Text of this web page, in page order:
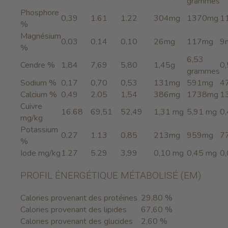
Phosphore
%
0,39 1.61 1.22 304mg 1370mg
Magnésium
%
0,03 0,14 0,10 26mg 117mg
Cendre % 1,84 7,69 5,80 1,45g
6,53
grammes
Sodium % 0,17 0,70 0,53 131mg 591mg
Calcium % 0,49 2.05 1,54 386mg 1738mg
Cuivre
mg/kg
16.68 69,51 52,49 1,31 mg 5,91 mg
Potassium
%
0,27 1.13 0,85 213mg 959mg
Iode mg/kg1.27 5.29 3,99 0,10 mg 0,45 mg
PROFIL ÉNERGÉTIQUE MÉTABOLISÉ (EM)
Calories provenant des protéines 29,80 %
Calories provenant des lipides
67,60 %
Calories provenant des glucides
2,60 %